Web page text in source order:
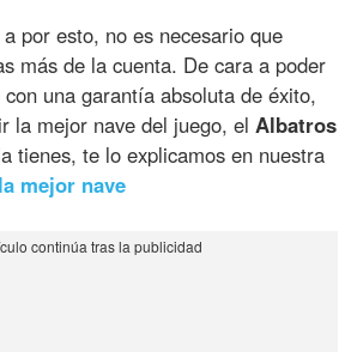
por esto, no es necesario que
más de la cuenta. De cara a poder
una garantía absoluta de éxito,
la mejor nave del juego, elAlbatros
tienes, te lo explicamos en nuestra
mejor nave